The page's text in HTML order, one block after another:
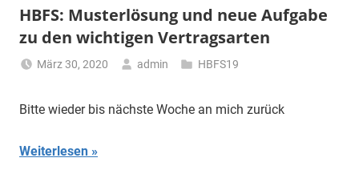
HBFS: Musterlösung und neue Aufgabe
zu den wichtigen Vertragsarten
März 30, 2020 admin HBFS19
Bitte wieder bis nächste Woche an mich zurück
Weiterlesen